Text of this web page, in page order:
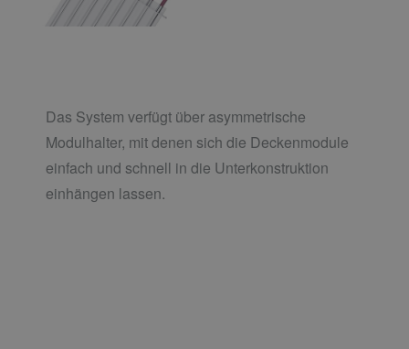
Das System verfügt über asymmetrische
Modulhalter, mit denen sich die Deckenmodule
einfach und schnell in die Unterkonstruktion
einhängen lassen.